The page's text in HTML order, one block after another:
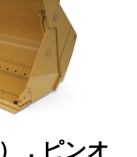
，ピンオ